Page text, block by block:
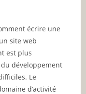
écrire une
un site web
est plus
développement
Le
d’activité